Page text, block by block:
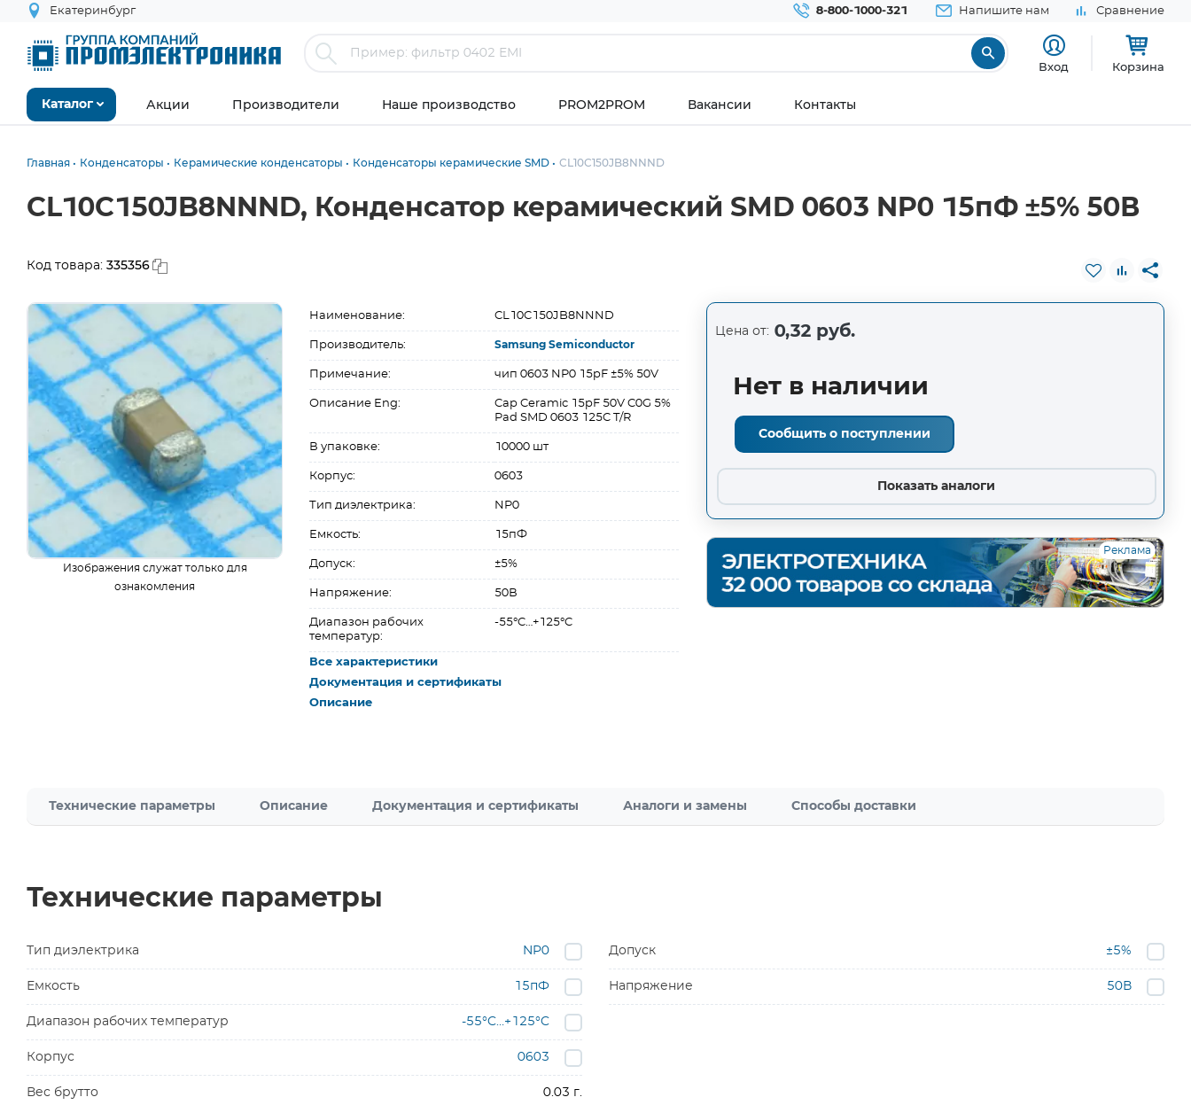
Екатеринбург 8-800-1000-321 Напишите нам Сравнение
Вход Корзина
Каталог Акции Производители Наше производство PROM2PROM Вакансии Контакты
Главная Конденсаторы Керамические конденсаторы Конденсаторы керамические SMD CL10C150JB8NNND
CL10C150JB8NNND, Конденсатор керамический SMD 0603 NP0 15пФ ±5% 50В
Код товара: 335356
Изображения служат только для
ознакомления
Наименование: CL10C150JB8NNND
Производитель: Samsung Semiconductor
Примечание: чип 0603 NP0 15pF ±5% 50V
Описание Eng:
Cap Ceramic 15pF 50V C0G 5%
Pad SMD 0603 125C T/R
В упаковке: 10000 шт
Корпус: 0603
Тип диэлектрика: NP0
Емкость: 15пФ
Допуск: ±5%
Напряжение: 50В
Диапазон рабочих
температур:
-55°C…+125°C
Все характеристики
Документация и сертификаты
Описание
Цена от: 0,32 руб.
Нет в наличии
Сообщить о поступлении
Показать аналоги
Реклама
Технические параметры Описание Документация и сертификаты Аналоги и замены Способы доставки
Технические параметры
Тип диэлектрика NP0
Емкость 15пФ
Допуск ±5%
Напряжение 50В
Диапазон рабочих температур -55°C…+125°C
Корпус 0603
Вес брутто 0.03 г.